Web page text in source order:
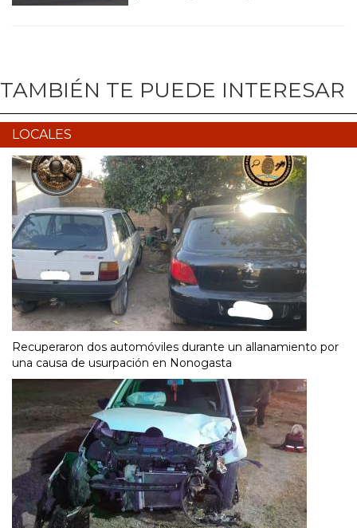
TAMBIÉN TE PUEDE INTERESAR
LOCALES
Recuperaron dos automóviles durante un allanamiento por
una causa de usurpación en Nonogasta